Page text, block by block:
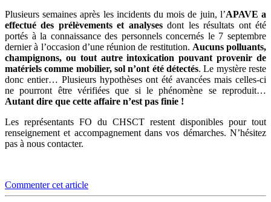
Plusieurs semaines après les incidents du mois de juin, l’APAVE a
effectué des prélèvements et analysesdont les résultats ont été
portés à la connaissance des personnels concernés le 7 septembre
dernier à l’occasion d’une réunion de restitution. Aucuns polluants,
champignons, ou tout autre intoxication pouvant provenir de
matériels comme mobilier, sol n’ont été détectés. Le mystère reste
donc entier… Plusieurs hypothèses ont été avancées mais celles-ci
ne pourront être vérifiées que si le phénomène se reproduit…
Autant dire que cette affaire n’est pas finie !
Les représentants FO du CHSCT restent disponibles pour tout
renseignement et accompagnement dans vos démarches. N’hésitez
pas à nous contacter.
Commenter cet article